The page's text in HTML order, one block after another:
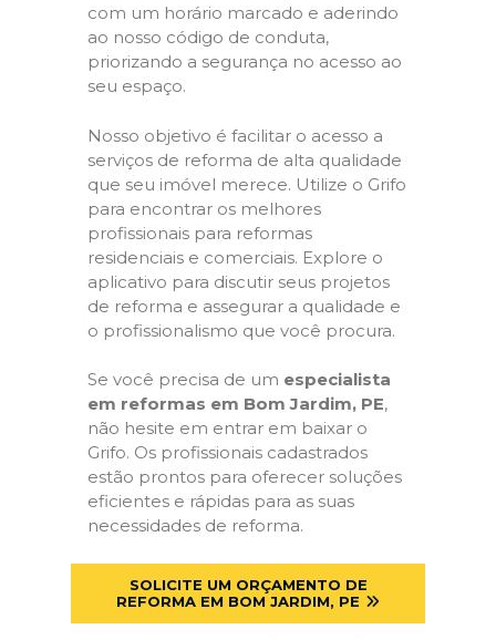
com um horário marcado e aderindo
ao nosso código de conduta,
priorizando a segurança no acesso ao
seu espaço.
Nosso objetivo é facilitar o acesso a
serviços de reforma de alta qualidade
que seu imóvel merece. Utilize o Grifo
para encontrar os melhores
profissionais para reformas
residenciais e comerciais. Explore o
aplicativo para discutir seus projetos
de reforma e assegurar a qualidade e
o profissionalismo que você procura.
Se você precisa de um especialista
em reformas em Bom Jardim, PE,
não hesite em entrar em baixar o
Grifo. Os profissionais cadastrados
estão prontos para oferecer soluções
eficientes e rápidas para as suas
necessidades de reforma.
SOLICITE UM ORÇAMENTO DE
REFORMA EM BOM JARDIM, PE